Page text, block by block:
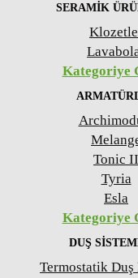
SERAMIK
Kategoriye
Tonic II
Tyria
Esla
Kategoriye
DUŞ
Termostatik Duş